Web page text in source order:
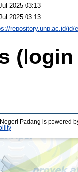
2025 03:13
2025 03:13
repository.unp.ac.id/id/
Padang is powered